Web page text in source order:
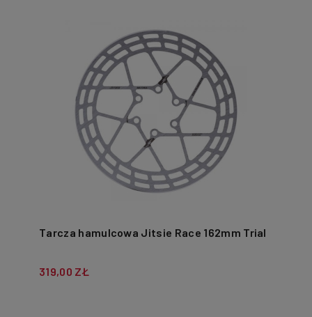
Tarcza hamulcowa Jitsie Race 162mm Trial
319,00 ZŁ